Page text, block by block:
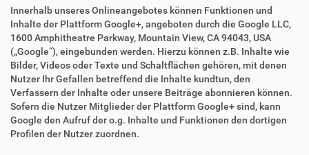
Innerhalb unseres Onlineangebotes können Funktionen und
Inhalte der Plattform Google+, angeboten durch die Google LLC,
1600 Amphitheatre Parkway, Mountain View, CA 94043, USA
(„Google“), eingebunden werden. Hierzu können z.B. Inhalte wie
Bilder, Videos oder Texte und Schaltflächen gehören, mit denen
Nutzer Ihr Gefallen betreffend die Inhalte kundtun, den
Verfassern der Inhalte oder unsere Beiträge abonnieren können.
Sofern die Nutzer Mitglieder der Plattform Google+ sind, kann
Google den Aufruf der o.g. Inhalte und Funktionen den dortigen
Profilen der Nutzer zuordnen.